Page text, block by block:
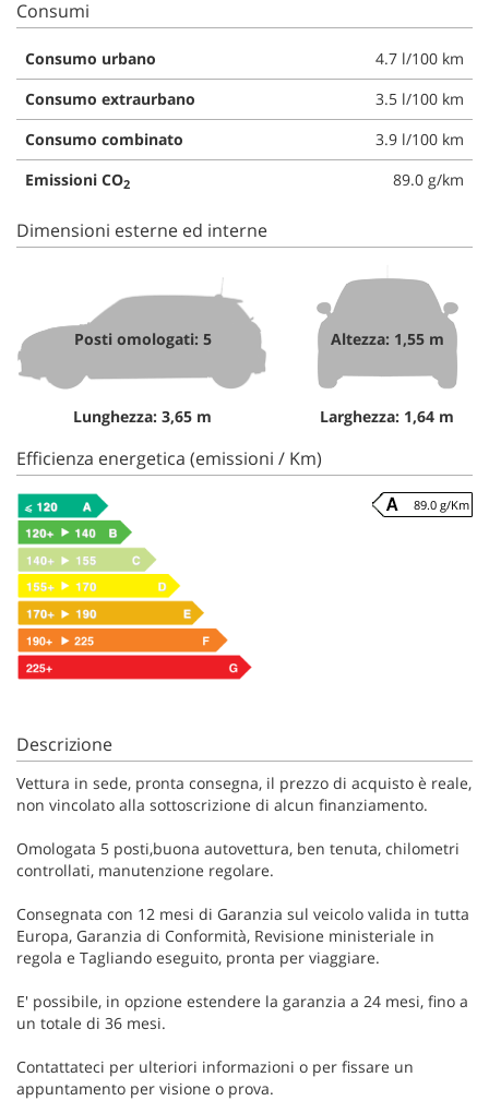
Consumi
Consumo urbano
4.7 l/100 km
Consumo extraurbano
3.5 l/100 km
Consumo combinato
3.9 l/100 km
Emissioni CO2 89.0 g/km
Dimensioni esterne ed interne
Posti omologati: 5
Lunghezza: 3,65 m
Altezza: 1,55 m
Larghezza: 1,64 m
Efficienza energetica (emissioni / Km)
89.0 g/Km
Descrizione
Vettura in sede, pronta consegna, il prezzo di acquisto è reale,
non vincolato alla sottoscrizione di alcun finanziamento.
Omologata 5 posti,buona autovettura, ben tenuta, chilometri
controllati, manutenzione regolare.
Consegnata con 12 mesi di Garanzia sul veicolo valida in tutta
Europa, Garanzia di Conformità, Revisione ministeriale in
regola e Tagliando eseguito, pronta per viaggiare.
E' possibile, in opzione estendere la garanzia a 24 mesi, fino a
un totale di 36 mesi.
Contattateci per ulteriori informazioni o per fissare un
appuntamento per visione o prova.